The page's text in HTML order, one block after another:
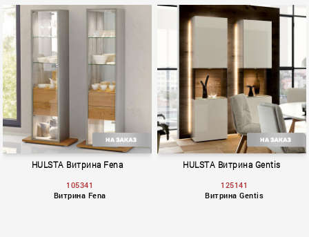
HULSTA Витрина Fena
105341
Витрина Fena
HULSTA Витрина Gentis
125141
Витрина Gentis